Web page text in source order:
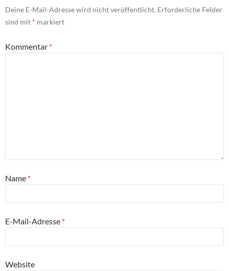
Deine E-Mail-Adresse wird nicht veröffentlicht. Erforderliche Felder
sind mit * markiert
Kommentar *
Name *
E-Mail-Adresse *
Website